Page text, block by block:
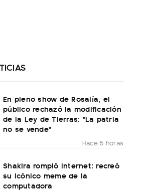
En pleno show de Rosalía, el
público rechazó la modificación
de la Ley de Tierras: "La patria
no se vende"
Hace 5 horas
Shakira rompió internet: recreó
su icónico meme de la
computadora